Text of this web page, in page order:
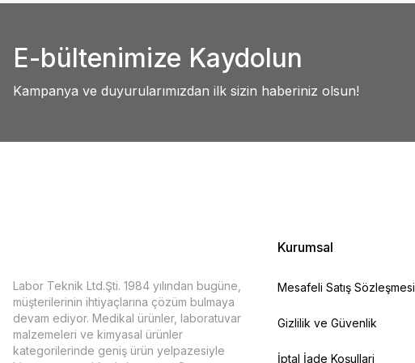
Ürün resmi kalitesiz, bozuk veya görüntülenemiyor.
Ürün bilgilerinde hatalar bulunuyor.
Bu ürüne benzer farklı alternatifler olmalı.
E-bültenimize Kaydolun
Kampanya ve duyurularımızdan ilk sizin haberiniz olsun!
Labor Teknik Ltd.Şti. 1984 yılından bugüne,
müşterilerinin ihtiyaçlarına çözüm bulmaya
devam ediyor. Medikal ürünler, laboratuvar
malzemeleri ve kimyasal ürünler
kategorilerinde geniş ürün yelpazesiyle
Kurumsal
Mesafeli Satış Sözleşmesi
Gizlilik ve Güvenlik
İptal İade Koşullari